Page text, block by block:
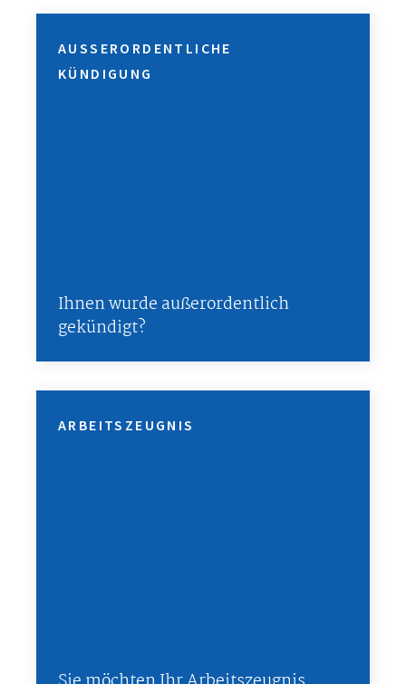
Ihnen wurde außerordentlich
gekündigt?
AUSSERORDENTLICHE K
ÜNDIGUNG
ARBEITSZEUGNIS